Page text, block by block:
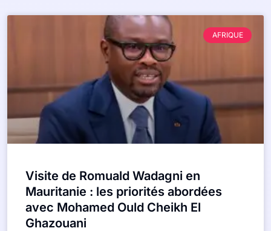
AFRIQUE
Visite de Romuald Wadagni en
Mauritanie : les priorités abordées
avec Mohamed Ould Cheikh El
Ghazouani